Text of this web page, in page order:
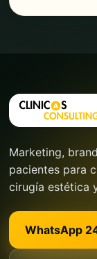
Marketing,
pacientes para
cirugía estética
WhatsApp